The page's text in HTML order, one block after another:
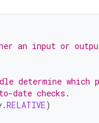
an input or
determine
date checks.
.RELATIVE)